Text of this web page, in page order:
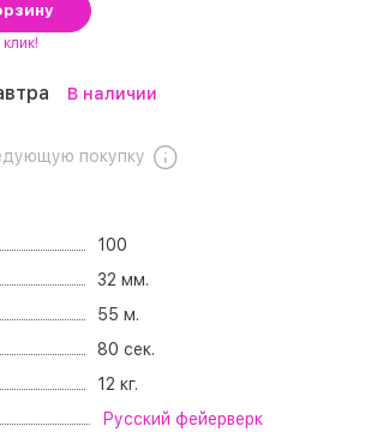
В наличии
покупку
100
32 мм.
55 м.
80 сек.
12 кг.
Русский фейерверк